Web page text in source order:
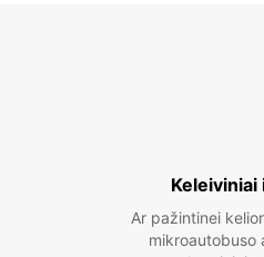
Ar pažintinei
mikroautobuso